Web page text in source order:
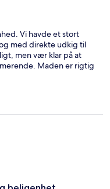
Vi havde et stort
med direkte udkig til
men vær klar på at
Maden er rigtig